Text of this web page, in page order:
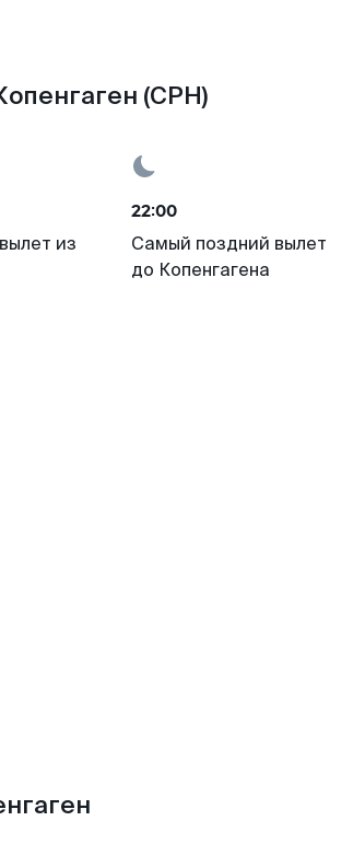
(CPH)
из
22:00
Самый поздний вылет
до Копенгагена